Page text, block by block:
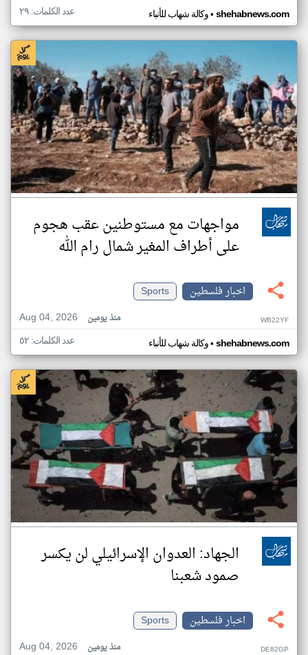
وكالة شهاب للأنباء• shehabnews.com عدد الكلمات: ٢٩
مواجهات مع مستوطنين عقب هجوم
على أطراف المغير شمال رام الله
اخبار فلسطين
Sports
Aug 04, 2026
منذ يومين WB22YF
وكالة شهاب للأنباء• shehabnews.com عدد الكلمات: ٥٢
الجهاد: العدوان الإسرائيلي لن يكسر
صمود شعبنا
اخبار فلسطين
Sports
Aug 04, 2026
منذ يومين DE82GP